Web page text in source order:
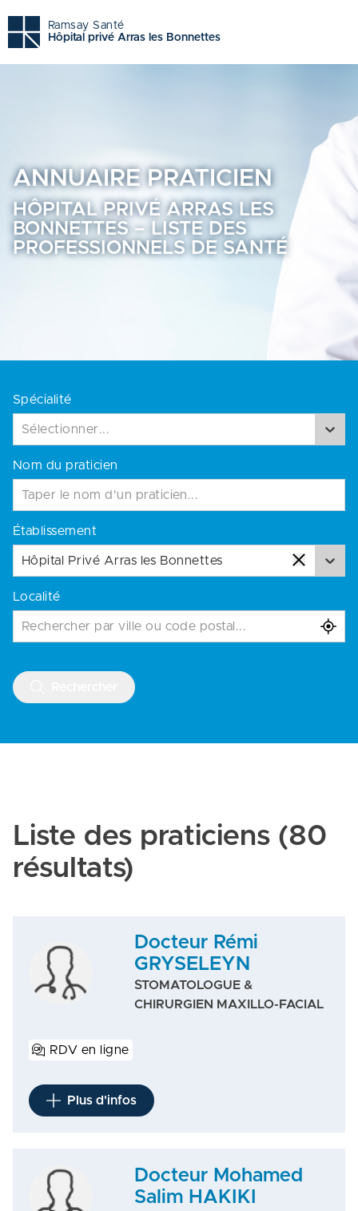
Ramsay Santé
Hôpital privé Arras les Bonnettes
ANNUAIRE PRATICIEN
HÔPITAL PRIVÉ ARRAS LES
BONNETTES – LISTE DES
PROFESSIONNELS DE SANTÉ
Spécialité
Sélectionner...
Nom du praticien
Établissement
Hôpital Privé Arras les Bonnettes
Localité
Rechercher par ville ou code postal...
Liste des praticiens (80
résultats)
Docteur Rémi
GRYSELEYN
STOMATOLOGUE &
CHIRURGIEN MAXILLO-FACIAL
RDV en ligne
Plus d'infos
Docteur Mohamed
Salim HAKIKI